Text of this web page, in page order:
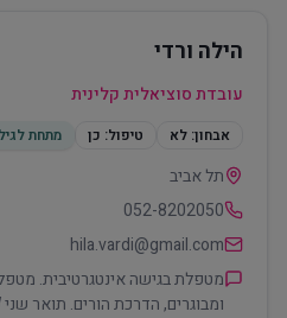
הילה ורדי
עובדת סוציאלית קלינית
אבחון: לא טיפול: כן מתחת לגיל 18
תל אביב
052-8202050
hila.vardi@gmail.com
מטפלת בגישה אינטגרטיבית.
ומבוגרים, הדרכת הורים. תואר שני MSW.